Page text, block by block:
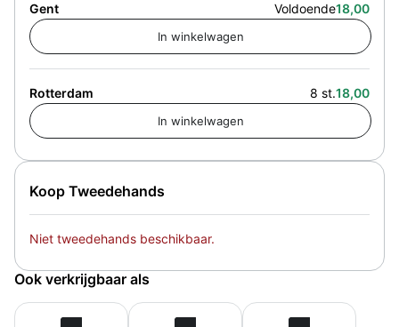
Koop Tweedehands
Niet tweedehands beschikbaar.
Gent Voldoende18,00
Rotterdam 8 st.18,00
Ook verkrijgbaar als